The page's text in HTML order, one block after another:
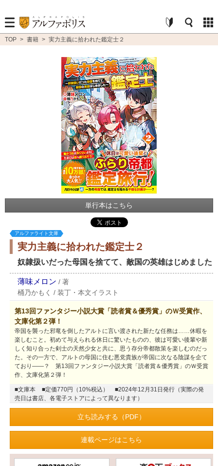
TOP > 書籍 > 実力主義に拾われた鑑定士２
単行本はこちら
アルファライト文庫
実力主義に拾われた鑑定士２
奴隷扱いだった母国を捨てて、敵国の英雄はじめました
薄味メロン / 著
桶乃かもく / 装丁・本文イラスト
第13回ファンタジー小説大賞「読者賞＆優秀賞」のＷ受賞作、
文庫化第２弾！
帝国を襲った邪竜を倒したアルトに言い渡された新たな任務は……休暇を
楽しむこと。初めて与えられる休日に驚いたものの、彼は可愛い後輩や新
しく知り合った剣士の天然少女と共に、思う存分帝都散策を楽しむのだっ
た。その一方で、アルトの母国に住む悪党貴族が帝国に次なる陰謀を企て
ており――？ 第13回ファンタジー小説大賞「読者賞＆優秀賞」のＷ受賞
作、文庫化第２弾！
■文庫本 ■定価770円（10%税込）
■2024年12月31日発行（実際の発
売日は書店、各電子ストアによって異なります）
立ち読みする（PDF）
連載ページはこちら